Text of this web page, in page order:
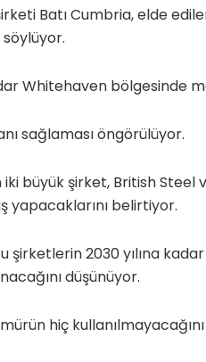
Batı Cumbria, elde
söylüyor.
Whitehaven bölgesinde
sağlaması öngörülüyor.
büyük şirket, British Steel
yapacaklarını belirtiyor.
şirketlerin 2030 yılına
düşünüyor.
hiç